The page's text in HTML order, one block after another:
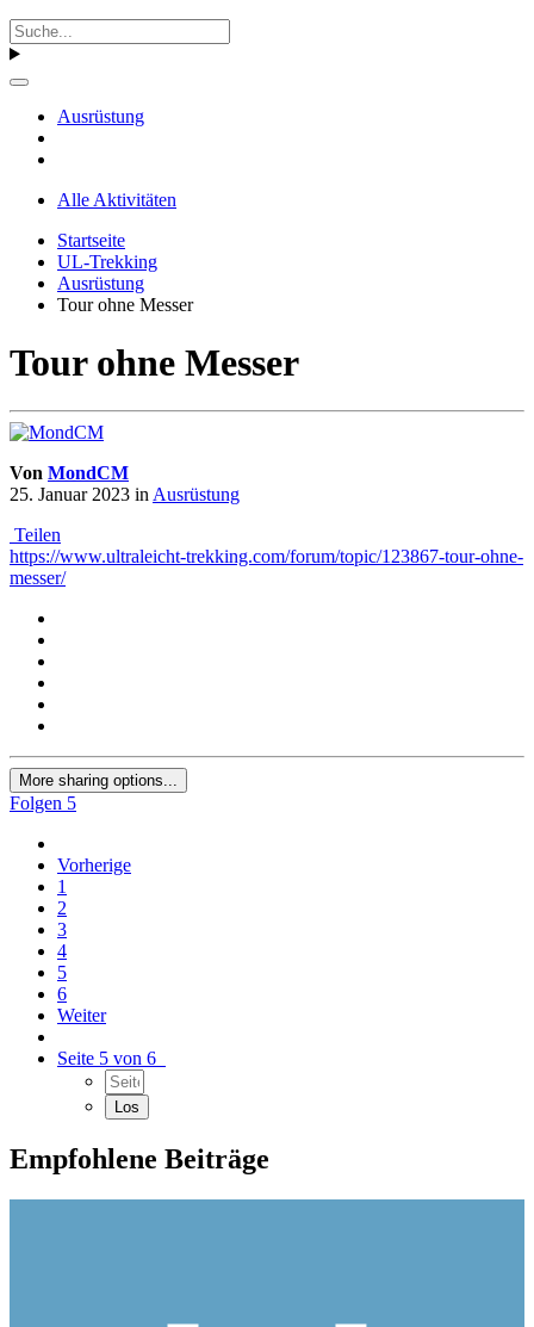
Ausrüstung
Alle Aktivitäten
Startseite
UL-Trekking
Ausrüstung
Tour ohne Messer
Tour ohne Messer
Von MondCM
25. Januar 2023 inAusrüstung
Teilen
https://www.ultraleicht-trekking.com/forum/topic/123867-tour-ohne-
messer/
More sharing options...
Folgen 5
Vorherige
1
2
3
4
5
6
Weiter
Seite 5 von 6
Empfohlene Beiträge